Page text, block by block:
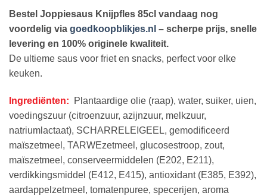
Bestel Joppiesaus Knijpfles 85cl vandaag nog
voordelig via goedkoopblikjes.nl – scherpe prijs, snelle
levering en 100% originele kwaliteit.
De ultieme saus voor friet en snacks, perfect voor elke
keuken.
Ingrediënten: Plantaardige olie (raap), water, suiker, uien,
voedingszuur (citroenzuur, azijnzuur, melkzuur,
natriumlactaat), SCHARRELEIGEEL, gemodificeerd
maïszetmeel, TARWEzetmeel, glucosestroop, zout,
maïszetmeel, conserveermiddelen (E202, E211),
verdikkingsmiddel (E412, E415), antioxidant (E385, E392),
aardappelzetmeel, tomatenpuree, specerijen, aroma